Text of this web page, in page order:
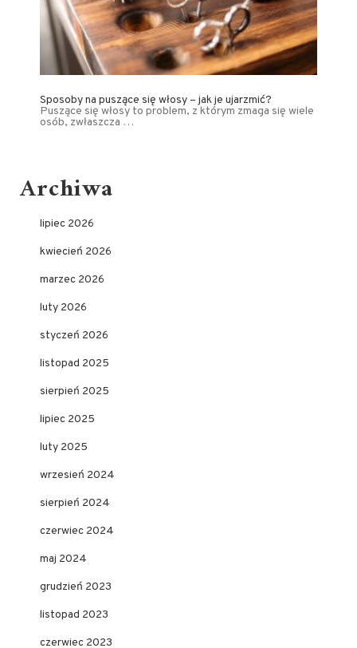
Sposoby na puszące się włosy – jak je ujarzmić?
Puszące się włosy to problem, z którym zmaga się wiele
osób, zwłaszcza …
Archiwa
lipiec 2026
kwiecień 2026
marzec 2026
luty 2026
styczeń 2026
listopad 2025
sierpień 2025
lipiec 2025
luty 2025
wrzesień 2024
sierpień 2024
czerwiec 2024
maj 2024
grudzień 2023
listopad 2023
czerwiec 2023